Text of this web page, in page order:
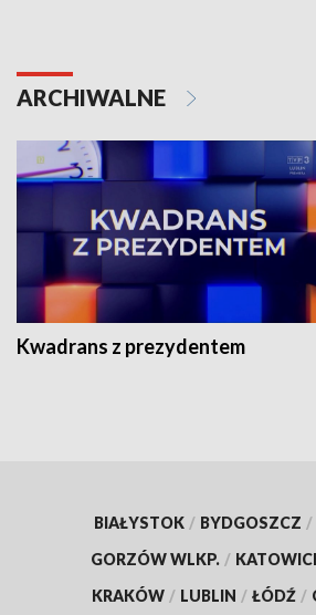
ARCHIWALNE
Kwadrans z prezydentem
BIAŁYSTOK / BYDGOSZCZ /
GORZÓW WLKP. /
KRAKÓW / LUBLIN / ŁÓDŹ /